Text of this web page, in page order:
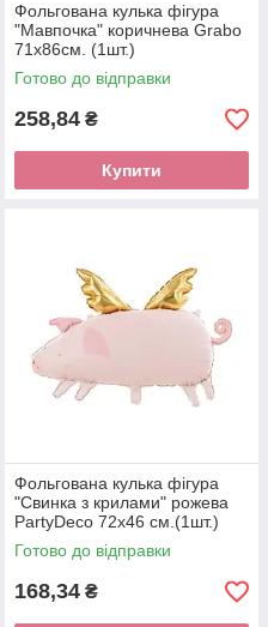
Фольгована кулька фігура
"Мавпочка" коричнева Grabo
71х86см. (1шт.)
Готово до відправки
258,84 ₴
Купити
Фольгована кулька фігура
"Свинка з крилами" рожева
PartyDeco 72х46 см.(1шт.)
Готово до відправки
168,34 ₴